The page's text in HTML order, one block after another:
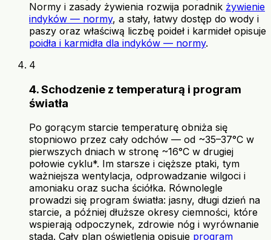
Normy i zasady żywienia rozwija poradnik żywienie
indyków — normy, a stały, łatwy dostęp do wody i
paszy oraz właściwą liczbę poideł i karmideł opisuje
poidła i karmidła dla indyków — normy.
4
4. Schodzenie z temperaturą i program
światła
Po gorącym starcie temperaturę obniża się
stopniowo przez cały odchów — od ~35–37°C w
pierwszych dniach w stronę ~16°C w drugiej
połowie cyklu*. Im starsze i cięższe ptaki, tym
ważniejsza wentylacja, odprowadzanie wilgoci i
amoniaku oraz sucha ściółka. Równolegle
prowadzi się program światła: jasny, długi dzień na
starcie, a później dłuższe okresy ciemności, które
wspierają odpoczynek, zdrowie nóg i wyrównanie
stada. Cały plan oświetlenia opisuje program